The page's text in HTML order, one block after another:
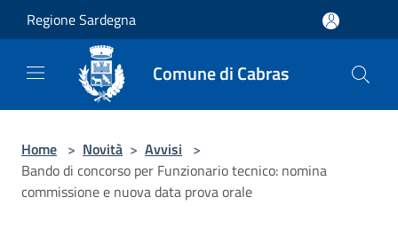
Salta al contenuto principale
Regione Sardegna
Comune di Cabras
Home > Novità > Avvisi >
Bando di concorso per Funzionario tecnico: nomina
commissione e nuova data prova orale